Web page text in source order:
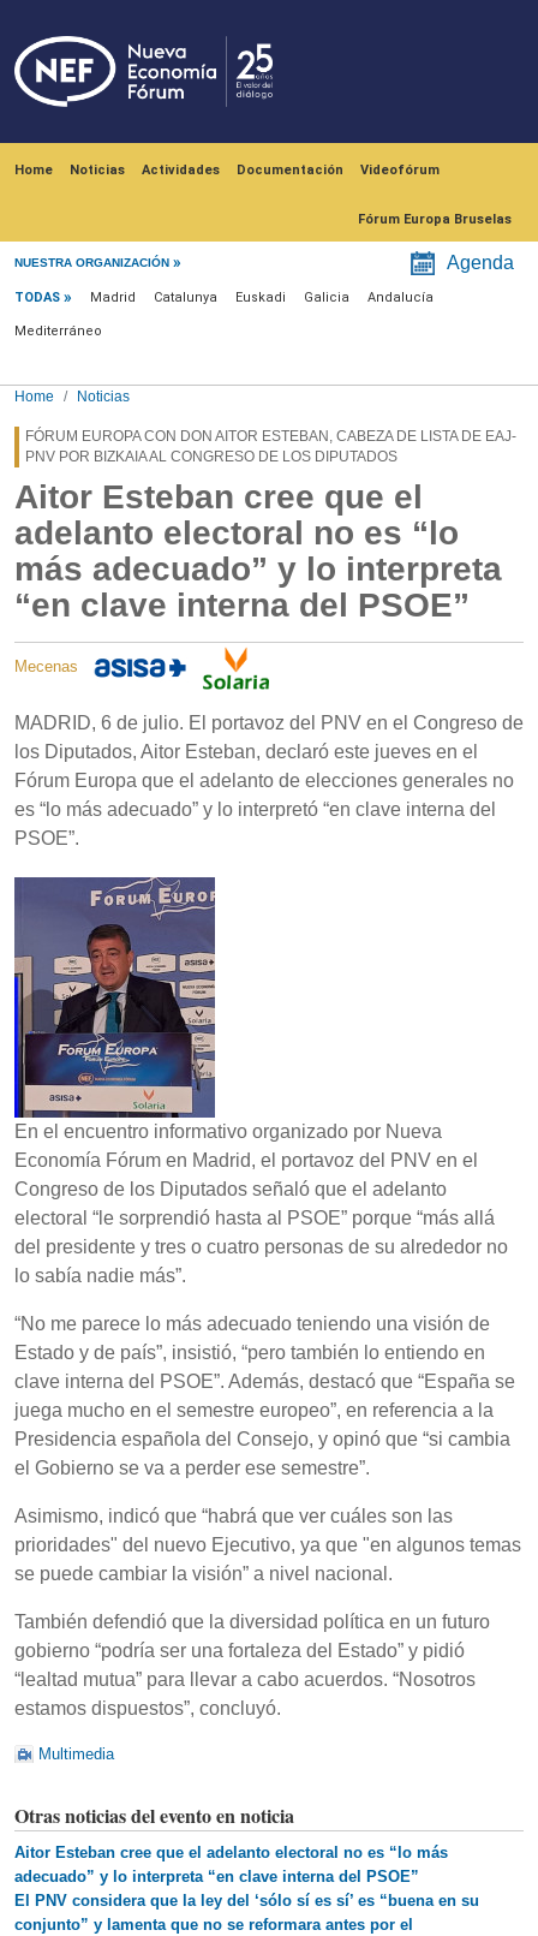
Home Noticias Actividades Documentación Videofórum
Fórum Europa Bruselas
NUESTRA ORGANIZACIÓN Agenda
Menú noticias
TODAS Madrid Catalunya Euskadi Galicia Andalucía
Mediterráneo
Home Noticias
FÓRUM EUROPA CON DON AITOR ESTEBAN, CABEZA DE LISTA DE EAJ-
PNV POR BIZKAIA AL CONGRESO DE LOS DIPUTADOS
Aitor Esteban cree que el
adelanto electoral no es “lo
más adecuado” y lo interpreta
“en clave interna del PSOE”
Mecenas
MADRID, 6 de julio. El portavoz del PNV en el Congreso de
los Diputados, Aitor Esteban, declaró este jueves en el
Fórum Europa que el adelanto de elecciones generales no
es “lo más adecuado” y lo interpretó “en clave interna del
PSOE”.
En el encuentro informativo organizado por Nueva
Economía Fórum en Madrid, el portavoz del PNV en el
Congreso de los Diputados señaló que el adelanto
electoral “le sorprendió hasta al PSOE” porque “más allá
del presidente y tres o cuatro personas de su alrededor no
lo sabía nadie más”.
“No me parece lo más adecuado teniendo una visión de
Estado y de país”, insistió, “pero también lo entiendo en
clave interna del PSOE”. Además, destacó que “España se
juega mucho en el semestre europeo”, en referencia a la
Presidencia española del Consejo, y opinó que “si cambia
el Gobierno se va a perder ese semestre”.
Asimismo, indicó que “habrá que ver cuáles son las
prioridades" del nuevo Ejecutivo, ya que "en algunos temas
se puede cambiar la visión” a nivel nacional.
También defendió que la diversidad política en un futuro
gobierno “podría ser una fortaleza del Estado” y pidió
“lealtad mutua” para llevar a cabo acuerdos. “Nosotros
estamos dispuestos”, concluyó.
Multimedia
Otras noticias del evento en noticia
Aitor Esteban cree que el adelanto electoral no es “lo más
adecuado” y lo interpreta “en clave interna del PSOE”
El PNV considera que la ley del ‘sólo sí es sí’ es “buena en su
conjunto” y lamenta que no se reformara antes por el